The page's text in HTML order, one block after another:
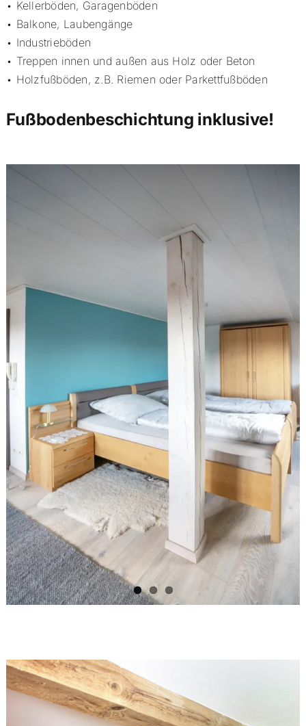
• Kellerböden, Garagenböden
• Balkone, Laubengänge
• Industrieböden
• Treppen innen und außen aus Holz oder Beton
• Holzfußböden, z.B. Riemen oder Parkettfußböden
Fußbodenbeschichtung inklusive!